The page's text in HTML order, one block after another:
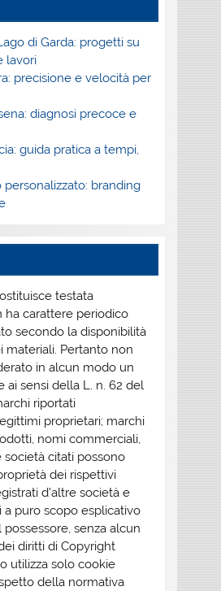
di Garda: progetti su
lavori
precisione e velocità per
diagnosi precoce e
guida pratica a tempi,
personalizzato: branding
testata
ha carattere periodico
secondo la disponibilità
materiali. Pertanto non
in alcun modo un
ai sensi della L. n. 62 del
riportati
proprietari; marchi
nomi commerciali,
citati possono
dei rispettivi
d’altre società e
a puro scopo esplicativo
senza alcun
diritti di Copyright
utilizza solo cookie
della normativa